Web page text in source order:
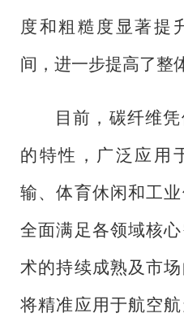
度和粗糙度显著提
间，进一步提高了整
目前，碳纤维
的特性，广泛应用
输、体育休闲和工
全面满足各领域核
术的持续成熟及市
将精准应用于航空